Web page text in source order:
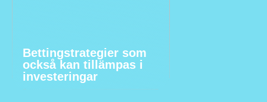
Bettingstrategier som
också kan tillämpas i
investeringar